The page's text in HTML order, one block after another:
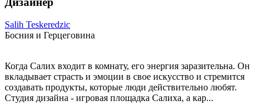
Salih Teskeredzic
Босния и Герцеговина
Когда Салих входит в комнату, его энергия заразительна. Он
вкладывает страсть и эмоции в свое искусство и стремится
создавать продукты, которые люди действительно любят.
Студия дизайна - игровая площадка Салиха, а кар...